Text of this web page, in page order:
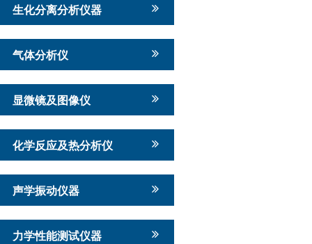
生化分离分析仪器
气体分析仪
显微镜及图像仪
化学反应及热分析仪
声学振动仪器
力学性能测试仪器